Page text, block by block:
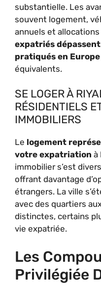
substantielle. Les
souvent logement,
annuels et
expatriés
pratiqués en Europe
équivalents.
SE LOGER À
RÉSIDENTIELS
IMMOBILIERS
Le logement
votre expatriation à
immobilier s’est
offrant davantage
étrangers. La ville
avec des quartiers
distinctes, certains
vie expatriée.
Les
Privilégiée